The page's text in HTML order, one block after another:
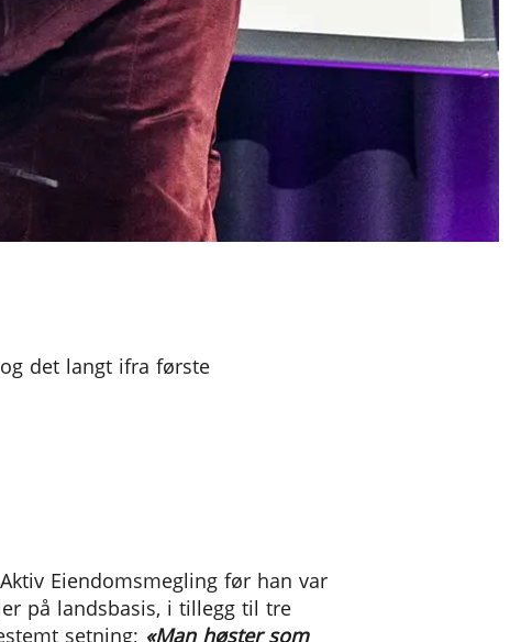
det langt ifra første
Eiendomsmegling før han var
på landsbasis, i tillegg til tre
setning; «Man høster som